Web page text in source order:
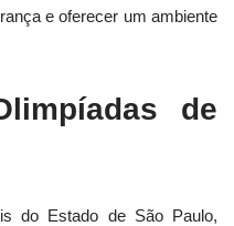
e oferecer um ambiente
de
do Estado de São Paulo,